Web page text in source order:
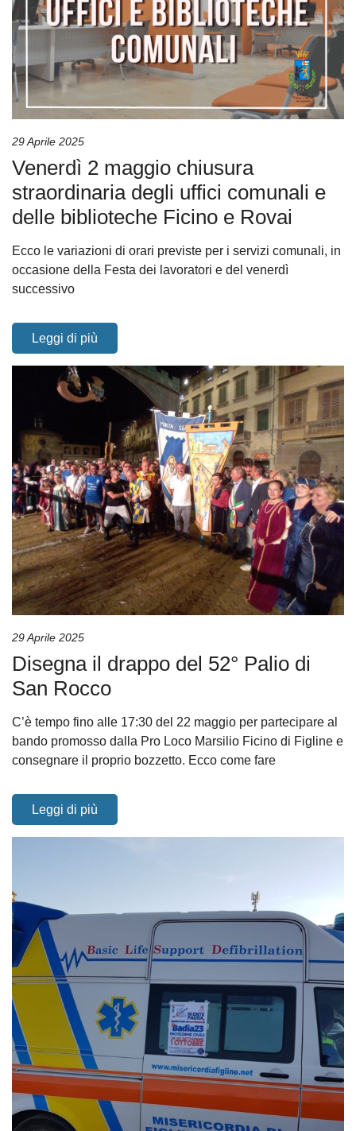
29 Aprile 2025
Venerdì 2 maggio chiusura
straordinaria degli uffici comunali e
delle biblioteche Ficino e Rovai
Ecco le variazioni di orari previste per i servizi comunali, in
occasione della Festa dei lavoratori e del venerdì
successivo
Leggi di più
29 Aprile 2025
Disegna il drappo del 52° Palio di
San Rocco
C’è tempo fino alle 17:30 del 22 maggio per partecipare al
bando promosso dalla Pro Loco Marsilio Ficino di Figline e
consegnare il proprio bozzetto. Ecco come fare
Leggi di più